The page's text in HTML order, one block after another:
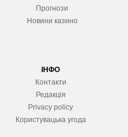
Прогнози
Новини казино
ІНФО
Контакти
Редакція
Privacy policy
Користувацька угода